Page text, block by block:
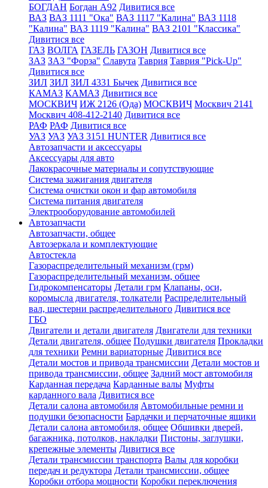
БОГДАН Богдан А92 Дивитися все
ВАЗ ВАЗ 1111 "Ока" ВАЗ 1117 "Калина" ВАЗ 1118
"Калина" ВАЗ 1119 "Калина" ВАЗ 2101 "Классика"
Дивитися все
ГАЗ ВОЛГА ГАЗЕЛЬ ГАЗОН Дивитися все
ЗАЗ ЗАЗ "Форза" Славута Таврия Таврия "Pick-Up"
Дивитися все
ЗИЛ ЗИЛ ЗИЛ 4331 Бычек Дивитися все
КАМАЗ КАМАЗ Дивитися все
МОСКВИЧ ИЖ 2126 (Ода) МОСКВИЧ Москвич 2141
Москвич 408-412-2140 Дивитися все
РАФ РАФ Дивитися все
УАЗ УАЗ УАЗ 3151 HUNTER Дивитися все
Автозапчасти и аксессуары
Аксессуары для авто
Лакокрасочные материалы и сопутствующие
Система зажигания двигателя
Система очистки окон и фар автомобиля
Система питания двигателя
Электрооборудование автомобилей
Автозапчасти
Автозапчасти, общее
Автозеркала и комплектующие
Автостекла
Газораспределительный механизм (грм)
Газораспределительный механизм, общее
Гидрокомпенсаторы Детали грм Клапаны, оси,
коромысла двигателя, толкатели Распределительный
вал, шестерни распределительного Дивитися все
ГБО
Двигатели и детали двигателя Двигатели для техники
Детали двигателя, общее Подушки двигателя Прокладки
для техники Ремни вариаторные Дивитися все
Детали мостов и привода трансмиссии Детали мостов и
привода трансмиссии, общее Задний мост автомобиля
Карданная передача Карданные валы Муфты
карданного вала Дивитися все
Детали салона автомобиля Автомобильные ремни и
подушки безопасности Бардачки и перчаточные ящики
Детали салона автомобиля, общее Обшивки дверей,
багажника, потолков, накладки Пистоны, заглушки,
крепежные элементы Дивитися все
Детали трансмиссии транспорта Валы для коробки
передач и редуктора Детали трансмиссии, общее
Коробки отбора мощности Коробки переключения